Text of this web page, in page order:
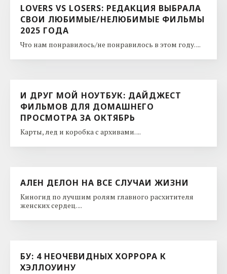
LOVERS VS LOSERS: РЕДАКЦИЯ ВЫБРАЛА
СВОИ ЛЮБИМЫЕ/НЕЛЮБИМЫЕ ФИЛЬМЫ
2025 ГОДА
Что нам понравилось/не понравилось в этом году. ...
И ДРУГ МОЙ НОУТБУК: ДАЙДЖЕСТ
ФИЛЬМОВ ДЛЯ ДОМАШНЕГО
ПРОСМОТРА ЗА ОКТЯБРЬ
Карты, лед и коробка с архивами. ...
АЛЕН ДЕЛОН НА ВСЕ СЛУЧАИ ЖИЗНИ
Киногид по лучшим ролям главного расхитителя
женских сердец. ...
БУ: 4 НЕОЧЕВИДНЫХ ХОРРОРА К
ХЭЛЛОУИНУ